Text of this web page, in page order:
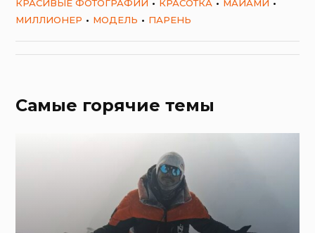
КРАСИВЫЕ ФОТОГРАФИИ
КРАСОТКА
МАЙАМИ
МИЛЛИОНЕР
МОДЕЛЬ ПАРЕНЬ
Самые горячие темы